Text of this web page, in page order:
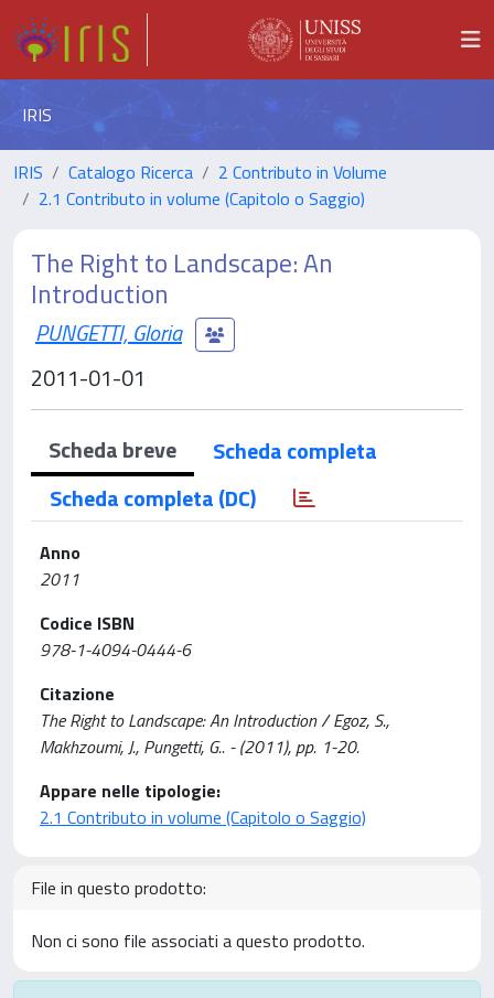
IRIS
IRIS Catalogo Ricerca
2 Contributo in Volume
2.1 Contributo in volume (Capitolo o Saggio)
The Right to Landscape: An
Introduction
PUNGETTI, Gloria
2011-01-01
Scheda breve
Scheda completa
Scheda completa (DC)
Anno
2011
Codice ISBN
978-1-4094-0444-6
Citazione
The Right to Landscape: An Introduction / Egoz, S.,
Makhzoumi, J., Pungetti, G.. - (2011), pp. 1-20.
Appare nelle tipologie:
2.1 Contributo in volume (Capitolo o Saggio)
File in questo prodotto:
Non ci sono file associati a questo prodotto.